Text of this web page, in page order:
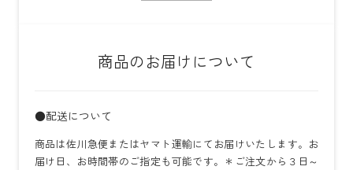
商品のお届けについて
●配送について
商品は佐川急便またはヤマト運輸にてお届けいたします。お
届け日、お時間帯のご指定も可能です。＊ご注文から３日～